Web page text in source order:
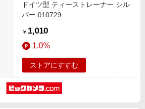
ドイツ型 ティーストレーナー シル
バー 010729
￥ 1,010
1.0%
ストアにすすむ